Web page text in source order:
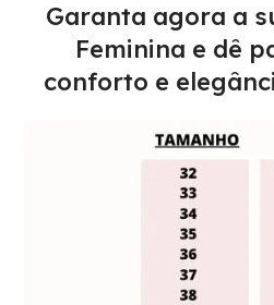
Garanta agora a
Feminina e dê
conforto e